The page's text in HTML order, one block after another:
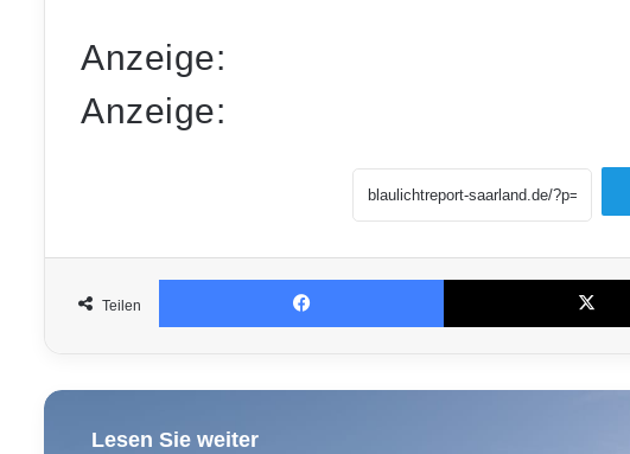
Anzeige:
Anzeige:
Teilen
Facebook
Lesen Sie weiter